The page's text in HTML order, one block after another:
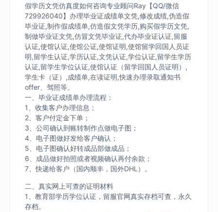
假学历文凭仿真度如何咨询专业顾问Ray【QQ/微信
729926040】办理毕业证成绩单文凭,修改成绩,伪造假
毕业证,制作假成绩单,仿造假文凭学历,购买假学历文凭,
制做毕业证文凭,仿冒文凭毕业证,代办毕业证认证,留服
认证,使馆认证,使馆公证,使馆证明,使馆留学回国人员证
明,留学生认证,学历认证,文凭认证,学位认证,留学生学历
认证,留学生学位认证,使馆认证（留学回国人员证明）,
学生卡（证）,成绩单,在读证明,快速办理录取通知书
offer、驾照等。
一、毕业证成绩单办理流程：
1、收集客户办理信息；
2、客户付定金下单；
3、公司确认到账转制作点做电子图；
4、电子图做好发给客户确认；
5、电子图确认好转成品部做成品；
6、成品做好拍照或者视频确认再付余款；
7、快递给客户（国内顺丰，国外DHL）。
二、真实网上可查的证明材料
1、教育部学历学位认证，留服官网真实存档可查，永久
存档。